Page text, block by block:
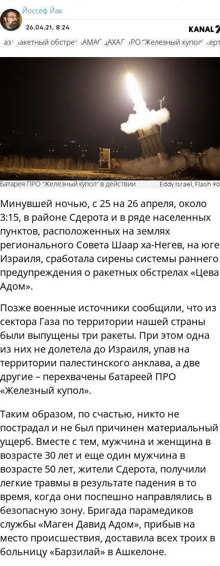
Йоссеф Йак
26.04.21, 8:24
Газа ракетный обстрел ХАМАС ЦАХАЛ ПРО "Железный купол"
Батарея ПРО "Железный купол" в действии Eddy Israel, Flash 90
Минувшей ночью, с 25 на 26 апреля, около
3:15, в районе Сдерота и в ряде населенных
пунктов, расположенных на землях
регионального Совета Шаар ха-Негев, на юге
Израиля, сработала сирены системы раннего
предупреждения о ракетных обстрелах «Цева
Адом».
Позже военные источники сообщили, что из
сектора Газа по территории нашей страны
были выпущены три ракеты. При этом одна
из них не долетела до Израиля, упав на
территории палестинского анклава, а две
другие – перехвачены батареей ПРО
«Железный купол».
Таким образом, по счастью, никто не
пострадал и не был причинен материальный
ущерб. Вместе с тем, мужчина и женщина в
возрасте 30 лет и еще один мужчина в
возрасте 50 лет, жители Сдерота, получили
легкие травмы в результате падения в то
время, когда они поспешно направлялись в
безопасную зону. Бригада парамедиков
службы «Маген Давид Адом», прибыв на
место происшествия, доставила всех троих в
больницу «Барзилай» в Ашкелоне.